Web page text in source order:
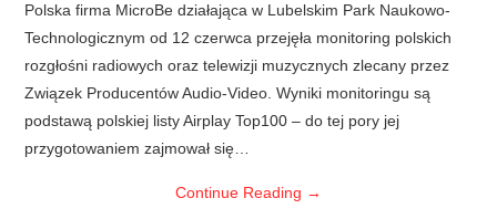
Polska firma MicroBe działająca w Lubelskim Park Naukowo-
Technologicznym od 12 czerwca przejęła monitoring polskich
rozgłośni radiowych oraz telewizji muzycznych zlecany przez
Związek Producentów Audio-Video. Wyniki monitoringu są
podstawą polskiej listy Airplay Top100 – do tej pory jej
przygotowaniem zajmował się…
Continue Reading →